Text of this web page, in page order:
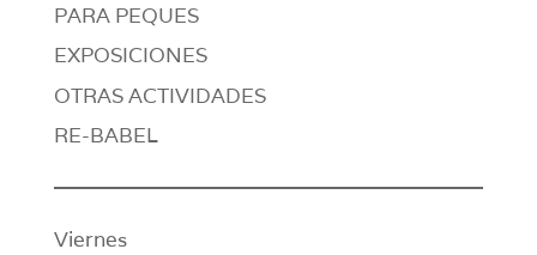
PARA PEQUES
EXPOSICIONES
OTRAS ACTIVIDADES
RE-BABEL
Viernes